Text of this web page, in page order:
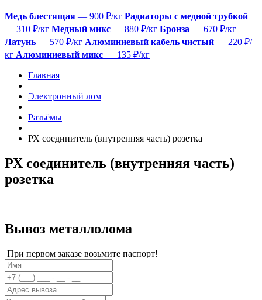
Медь блестящая — 900 ₽/кг Радиаторы с медной трубкой
— 310 ₽/кг Медный микс — 880 ₽/кг Бронза — 670 ₽/кг
Латунь — 570 ₽/кг Алюминиевый кабель чистый — 220 ₽/
кг Алюминиевый микс — 135 ₽/кг
Главная
Электронный лом
Разъёмы
РХ соединитель (внутренняя часть) розетка
РХ соединитель (внутренняя часть)
розетка
Вывоз металлолома
При первом заказе возьмите паспорт!